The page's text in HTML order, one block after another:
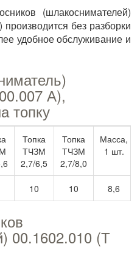
(шлакоснимателей)
без разборки
удобное обслуживание и
А),
топку
Топка
ТЧЗМ
2,7/6,5
Топка
ТЧЗМ
2,7/8,0
Масса,
1 шт.
10 10 8,6
00.1602.010 (Т